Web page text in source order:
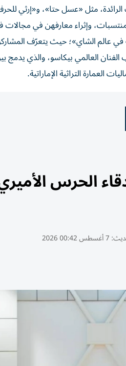
مثل «عسل حتا»، و«إرثي
وإثراء معارفهن في مجالات
عالم الشاي»؛ حيث يتعرّف
العالمي بيكاسو، والذي يدمج
العمارة التراثية الإماراتية.
7 أغسطس 00:42 2026